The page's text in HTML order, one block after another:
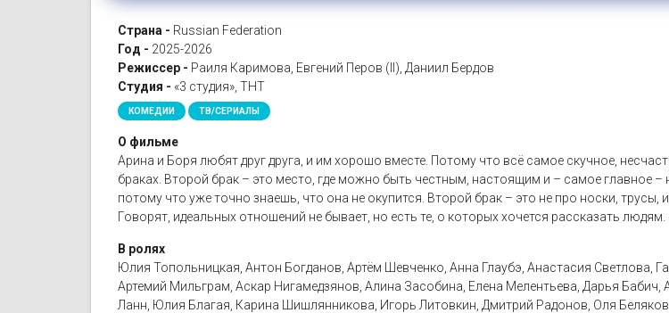
Страна - Russian Federation
Год - 2025-2026
Режиссер - Раиля Каримова, Евгений Перов (II), Даниил Бердов
Студия - «3 студия», ТНТ
КОМЕДИИ ТВ/СЕРИАЛЫ
О фильме
Арина и Боря любят друг друга, и им хорошо вместе. Потому что всё самое скучное,
браках. Второй брак – это место, где можно быть честным, настоящим и – самое главное
потому что уже точно знаешь, что она не окупится. Второй брак – это не про носки,
Говорят, идеальных отношений не бывает, но есть те, о которых хочется рассказать
В ролях
Юлия Топольницкая, Антон Богданов, Артём Шевченко, Анна Глаубэ, Анастасия Светлова,
Артемий Мильграм, Аскар Нигамедзянов, Алина Засобина, Елена Мелентьева, Дарья Бабич,
Ланн, Юлия Благая, Карина Шишлянникова, Игорь Литовкин, Дмитрий Радонов, Оля